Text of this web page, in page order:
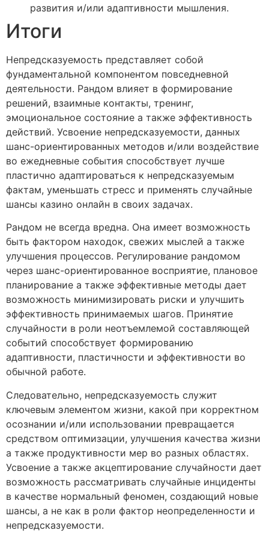
развития и/или адаптивности мышления.
Итоги
Непредсказуемость представляет собой
фундаментальной компонентом повседневной
деятельности. Рандом влияет в формирование
решений, взаимные контакты, тренинг,
эмоциональное состояние а также эффективность
действий. Усвоение непредсказуемости, данных
шанс-ориентированных методов и/или воздействие
во ежедневные события способствует лучше
пластично адаптироваться к непредсказуемым
фактам, уменьшать стресс и применять случайные
шансы казино онлайн в своих задачах.
Рандом не всегда вредна. Она имеет возможность
быть фактором находок, свежих мыслей а также
улучшения процессов. Регулирование рандомом
через шанс-ориентированное восприятие, плановое
планирование а также эффективные методы дает
возможность минимизировать риски и улучшить
эффективность принимаемых шагов. Принятие
случайности в роли неотъемлемой составляющей
событий способствует формированию
адаптивности, пластичности и эффективности во
обычной работе.
Следовательно, непредсказуемость служит
ключевым элементом жизни, какой при корректном
осознании и/или использовании превращается
средством оптимизации, улучшения качества жизни
а также продуктивности мер во разных областях.
Усвоение а также акцептирование случайности дает
возможность рассматривать случайные инциденты
в качестве нормальный феномен, создающий новые
шансы, а не как в роли фактор неопределенности и
непредсказуемости.